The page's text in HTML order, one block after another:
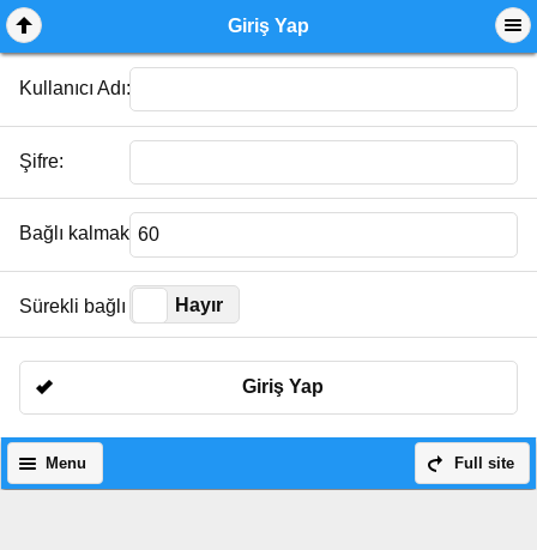
Giriş Yap
Kullanıcı Adı:
Şifre:
Bağlı kalmak istediğiniz süre:
Sürekli bağlı kal:
Evet Hayır
Giriş Yap
Full site
Menu